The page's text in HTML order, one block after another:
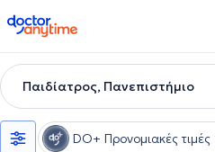
doctoranytime
Παιδίατρος, Πανεπιστήμιο
DO+ Προνομιακές τιμές